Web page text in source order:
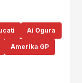
Ai Ogura
Amerika GP